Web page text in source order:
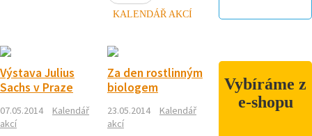
KALENDÁŘ AKCÍ
Výstava Julius
Sachs v Praze
07.05.2014
Kalendář
akcí
Za den rostlinným
biologem
23.05.2014
Kalendář
akcí
Vybíráme z
e-shopu